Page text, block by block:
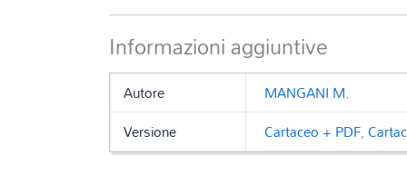
Informazioni aggiuntive
Autore
MANGANI M.
Versione
Cartaceo + PDF,